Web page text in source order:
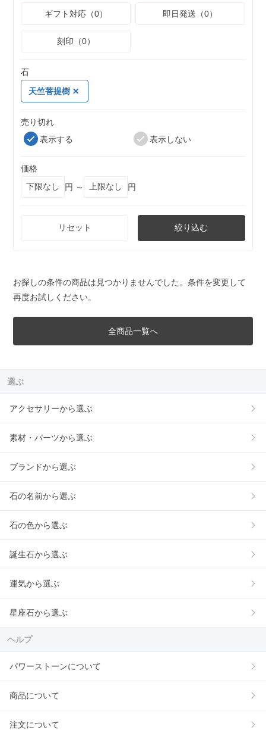
ギフト対応（0） 即日発送（0）
刻印（0）
石
天竺菩提樹
売り切れ
表示する
表示しない
価格
円 ～
円
リセット 絞り込む
お探しの条件の商品は見つかりませんでした。条件を変更して
再度お試しください。
全商品一覧へ
選ぶ
アクセサリーから選ぶ
素材・パーツから選ぶ
ブランドから選ぶ
石の名前から選ぶ
石の色から選ぶ
誕生石から選ぶ
運気から選ぶ
星座石から選ぶ
ヘルプ
パワーストーンについて
商品について
注文について